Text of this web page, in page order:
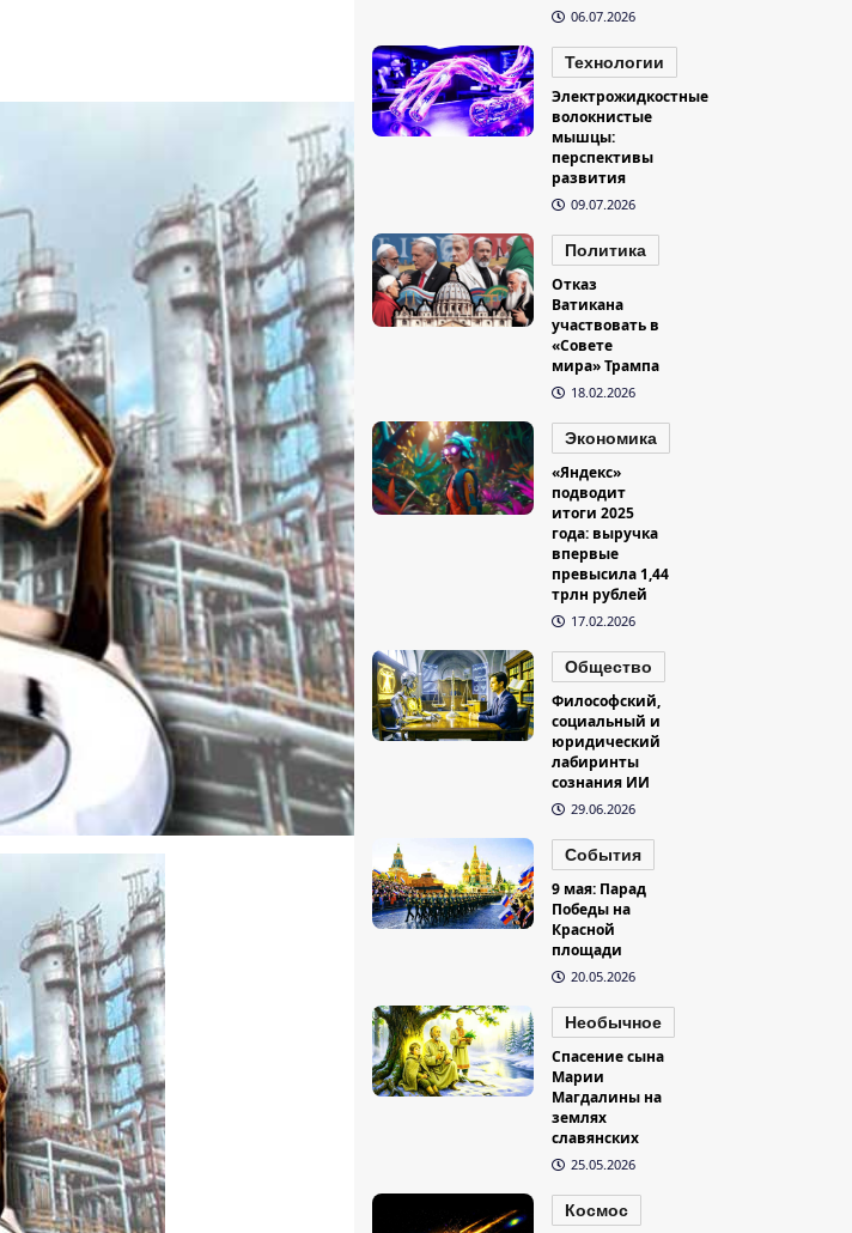
06.07.2026
Технологии
Электрожидкостные
волокнистые
мышцы:
перспективы
развития
09.07.2026
Политика
Отказ
Ватикана
участвовать в
«Совете
мира» Трампа
18.02.2026
Экономика
«Яндекс»
подводит
итоги 2025
года: выручка
впервые
превысила 1,44
трлн рублей
17.02.2026
Общество
Философский,
социальный и
юридический
лабиринты
сознания ИИ
29.06.2026
События
9 мая: Парад
Победы на
Красной
площади
20.05.2026
Необычное
Спасение сына
Марии
Магдалины на
землях
славянских
25.05.2026
Космос